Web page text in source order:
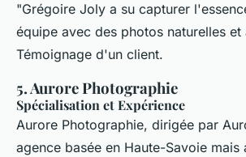
"Grégoire Joly a su capturer
équipe avec des photos naturelles et
Témoignage d'un client.
5.Aurore Photographie
Spécialisation et Expérience
Aurore Photographie, dirigée par
agence basée en Haute-Savoie mais